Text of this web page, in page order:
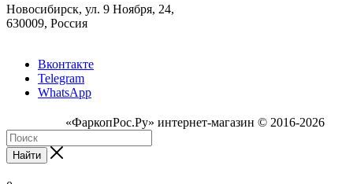
Новосибирск, ул. 9 Ноября, 24,
630009, Россия
Вконтакте
Telegram
WhatsApp
«ФаркопРос.Ру» интернет-магазин © 2016-2026
Найти